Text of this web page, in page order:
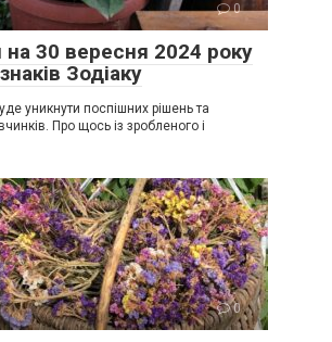
0
на 30 вересня 2024 року
Зодіаку
уникнути поспішних рішень та
Про щось із зробленого і
0